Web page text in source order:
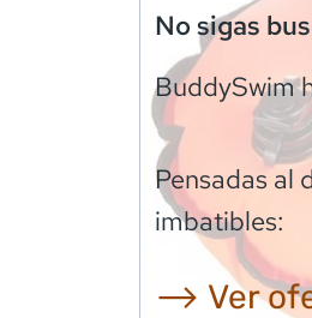
No sigas
BuddySwim
Pensadas al
imbatibles:
⟶ Ver